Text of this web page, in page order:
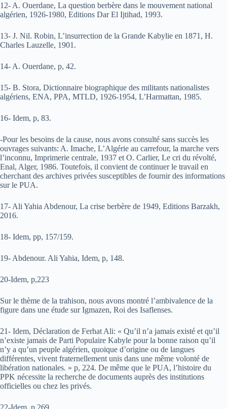
12- A. Ouerdane, La question berbère dans le mouvement national
algérien, 1926-1980, Editions Dar El Ijtihad, 1993.
13- J. Nil. Robin, L’insurrection de la Grande Kabylie en 1871, H.
Charles Lauzelle, 1901.
14- A. Ouerdane, p, 42.
15- B. Stora, Dictionnaire biographique des militants nationalistes
algériens, ENA, PPA, MTLD, 1926-1954, L’Harmattan, 1985.
16- Idem, p, 83.
-Pour les besoins de la cause, nous avons consulté sans succès les
ouvrages suivants: A. Imache, L’Algérie au carrefour, la marche vers
l’inconnu, Imprimerie centrale, 1937 et O. Carlier, Le cri du révolté,
Enal, Alger, 1986. Toutefois, il convient de continuer le travail en
cherchant des archives privées susceptibles de fournir des informations
sur le PUA.
17- Ali Yahia Abdenour, La crise berbère de 1949, Editions Barzakh,
2016.
18- Idem, pp, 157/159.
19- Abdenour. Ali Yahia, Idem, p, 148.
20-Idem, p,223
Sur le thème de la trahison, nous avons montré l’ambivalence de la
figure dans une étude sur Igmazen, Roi des Isaflenses.
21- Idem, Déclaration de Ferhat Ali: « Qu’il n’a jamais existé et qu’il
n’existe jamais de Parti Populaire Kabyle pour la bonne raison qu’il
n’y a qu’un peuple algérien, quoique d’origine ou de langues
différentes, vivent fraternellement unis dans une même volonté de
libération nationales. » p, 224. De même que le PUA, l’histoire du
PPK nécessite la recherche de documents auprès des institutions
officielles ou chez les privés.